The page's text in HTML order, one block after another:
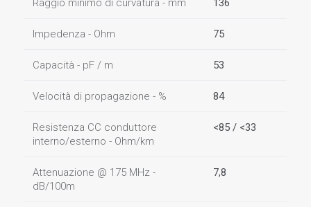
Raggio minimo di curvatura - mm 136
Impedenza - Ohm 75
Capacità - pF / m 53
Velocità di propagazione - % 84
Resistenza CC conduttore
interno/esterno - Ohm/km
<85 / <33
Attenuazione @ 175 MHz -
dB/100m
7,8